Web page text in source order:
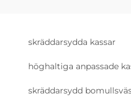
skräddarsydda kassar
höghaltiga anpassade
skräddarsydd